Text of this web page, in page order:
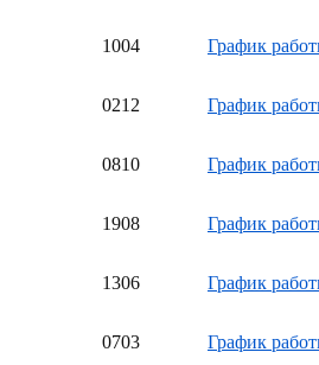
1004 График
0212 График
0810 График
1908 График
1306 График
0703 График